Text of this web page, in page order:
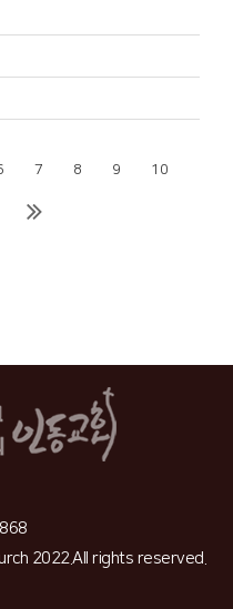
7 8 9 10
2022.All rights reserved.